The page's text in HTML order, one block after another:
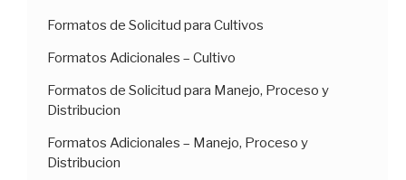
Formatos de Solicitud para Cultivos
Formatos Adicionales – Cultivo
Formatos de Solicitud para Manejo, Proceso y
Distribucion
Formatos Adicionales – Manejo, Proceso y
Distribucion